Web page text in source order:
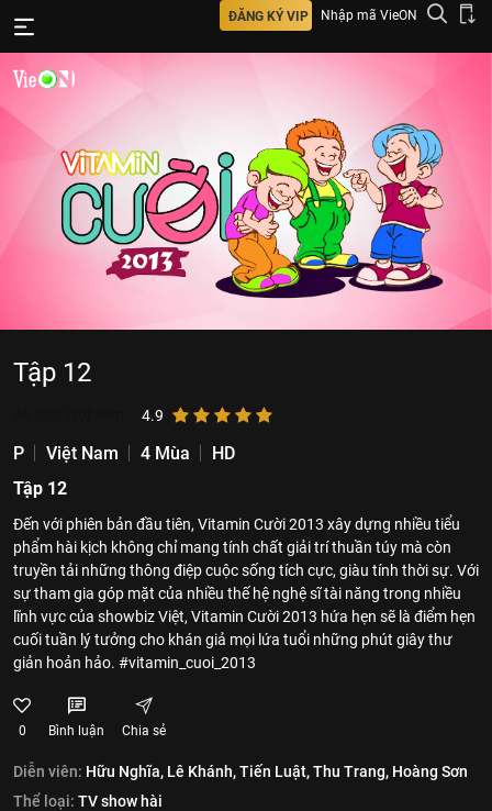
ĐĂNG KÝ VIP Nhập mã VieON
Tập 12
4.9
P Việt Nam 4 Mùa
HD
Tập 12
Đến với phiên bản đầu tiên, Vitamin Cười 2013 xây dựng nhiều tiểu
phẩm hài kịch không chỉ mang tính chất giải trí thuần túy mà còn
truyền tải những thông điệp cuộc sống tích cực, giàu tính thời sự. Với
sự tham gia góp mặt của nhiều thế hệ nghệ sĩ tài năng trong nhiều
lĩnh vực của showbiz Việt, Vitamin Cười 2013 hứa hẹn sẽ là điểm hẹn
cuối tuần lý tưởng cho khán giả mọi lứa tuổi những phút giây thư
giản hoản hảo. #vitamin_cuoi_2013
0 Bình luận Chia sẻ
Diễn viên: Hữu Nghĩa, Lê Khánh,Tiến Luật,Thu Trang, Hoàng Sơn
Thể loại: TV show hài